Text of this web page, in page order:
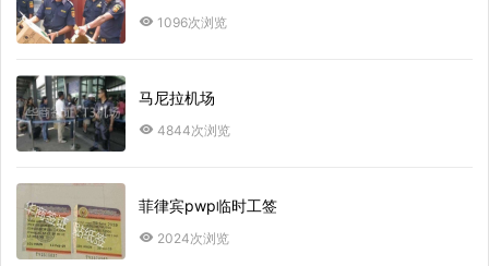
1096次浏览
马尼拉机场
4844次浏览
菲律宾pwp临时工签
2024次浏览